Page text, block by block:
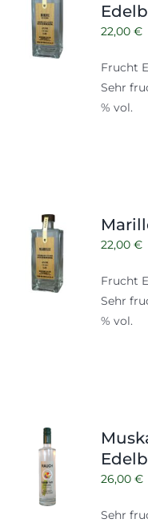
22,00 €
Frucht
Sehr
% vol.
22,00 €
Frucht
Sehr
% vol.
26,00 €
Sehr